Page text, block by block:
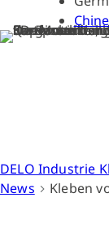
DELO Industrie
News
Kleben